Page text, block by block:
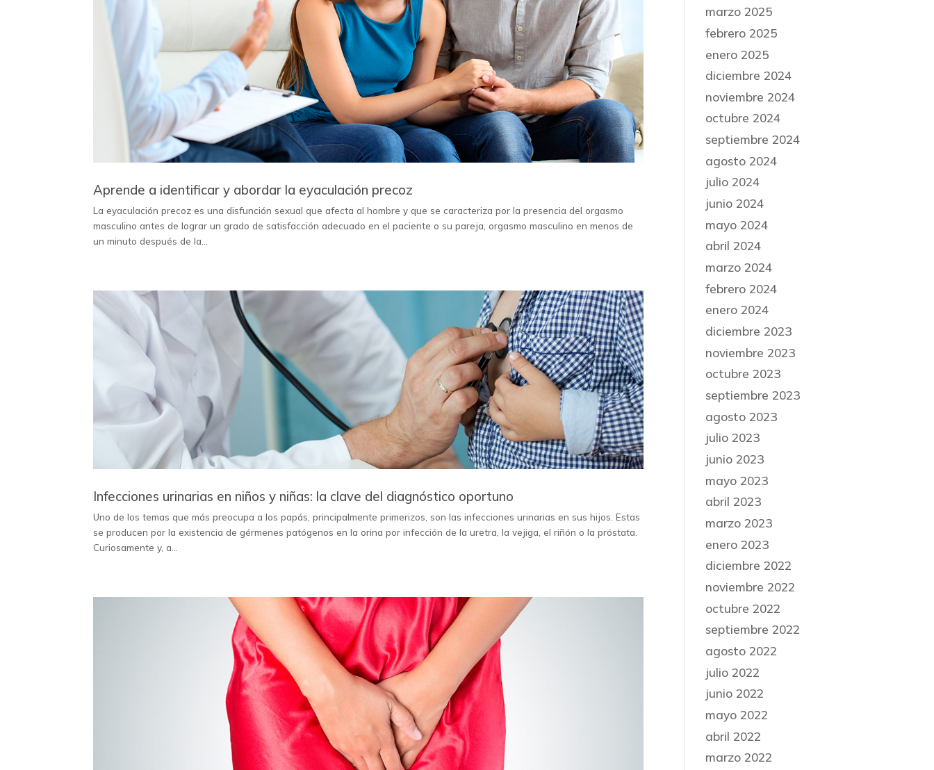
Aprende a identificar y abordar la eyaculación precoz
La eyaculación precoz es una disfunción sexual que afecta al hombre y que se caracteriza por la presencia del orgasmo
masculino antes de lograr un grado de satisfacción adecuado en el paciente o su pareja, orgasmo masculino en menos de
un minuto después de la...
Infecciones urinarias en niños y niñas: la clave del diagnóstico oportuno
Uno de los temas que más preocupa a los papás, principalmente primerizos, son las infecciones urinarias en sus hijos. Estas
se producen por la existencia de gérmenes patógenos en la orina por infección de la uretra, la vejiga, el riñón o la próstata.
Curiosamente y, a...
marzo 2025
febrero 2025
enero 2025
diciembre 2024
noviembre 2024
octubre 2024
septiembre 2024
agosto 2024
julio 2024
junio 2024
mayo 2024
abril 2024
marzo 2024
febrero 2024
enero 2024
diciembre 2023
noviembre 2023
octubre 2023
septiembre 2023
agosto 2023
julio 2023
junio 2023
mayo 2023
abril 2023
marzo 2023
enero 2023
diciembre 2022
noviembre 2022
octubre 2022
septiembre 2022
agosto 2022
julio 2022
junio 2022
mayo 2022
abril 2022
marzo 2022